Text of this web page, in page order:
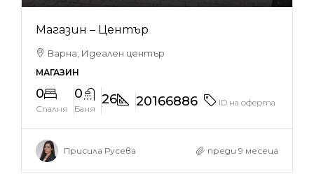
Магазин – Център
Варна, Идеален център
МАГАЗИН
0
Спалня
0
Баня
26 20166886 ID на оферта
Присила Русева преди 9 месеца